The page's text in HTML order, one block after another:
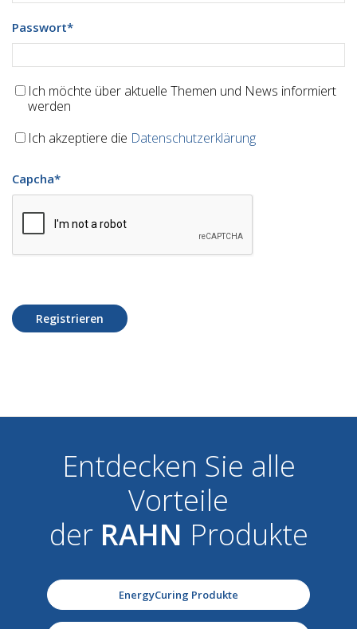
Passwort*
Ich möchte über aktuelle Themen und News informiert
werden
Ich akzeptiere die Datenschutzerklärung
Capcha*
Registrieren
Entdecken Sie alle
Vorteile
der RAHN Produkte
EnergyCuring Produkte